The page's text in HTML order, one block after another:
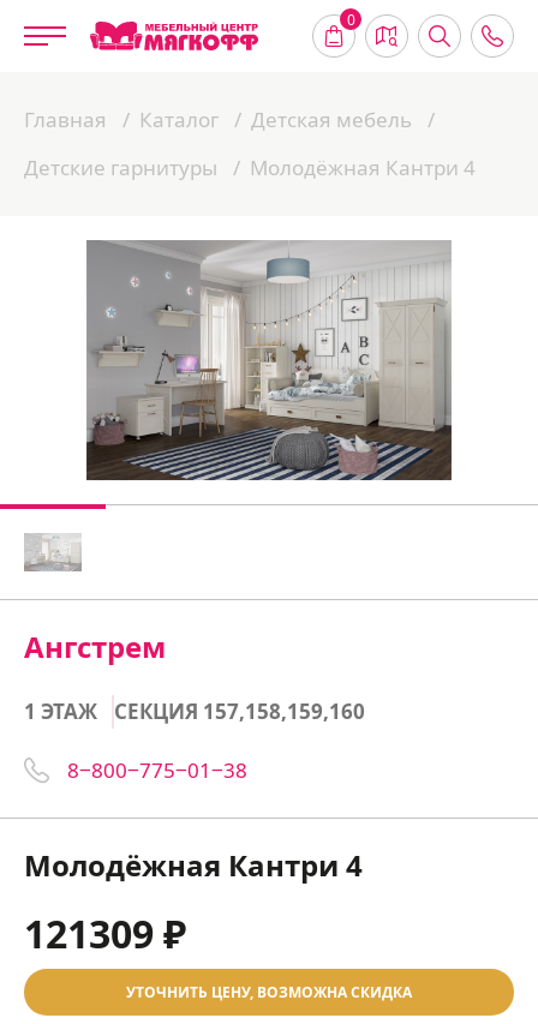
0
Главная Каталог
Детская мебель
Детские гарнитуры
Молодёжная Кантри 4
Ангстрем
1 ЭТАЖ СЕКЦИЯ 157,158,159,160
8‒800‒775‒01‒38
Молодёжная Кантри 4
121309 ₽
УТОЧНИТЬ ЦЕНУ, ВОЗМОЖНА СКИДКА